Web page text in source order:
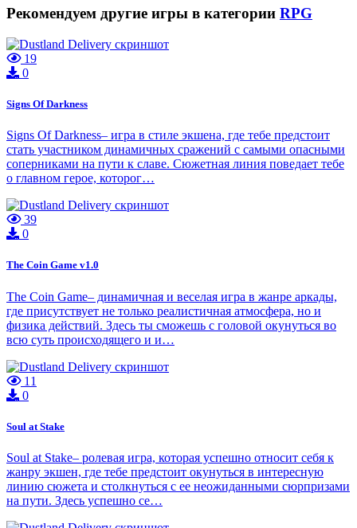
Рекомендуем другие игры в категории RPG
19
0
Signs Of Darkness
Signs Of Darkness– игра в стиле экшена, где тебе предстоит
стать участником динамичных сражений с самыми опасными
соперниками на пути к славе. Сюжетная линия поведает тебе
о главном герое, которог…
39
0
The Coin Game v1.0
The Coin Game– динамичная и веселая игра в жанре аркады,
где присутствует не только реалистичная атмосфера, но и
физика действий. Здесь ты сможешь с головой окунуться во
всю суть происходящего и и…
11
0
Soul at Stake
Soul at Stake– ролевая игра, которая успешно относит себя к
жанру экшен, где тебе предстоит окунуться в интересную
линию сюжета и столкнуться с ее неожиданными сюрпризами
на пути. Здесь успешно се…